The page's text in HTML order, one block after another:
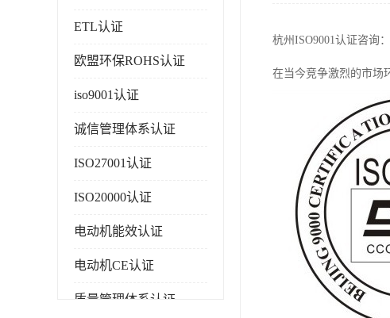
ETL认证
欧盟环保ROHS认证
iso9001认证
诚信管理体系认证
ISO27001认证
ISO20000认证
电动机能效认证
电动机CE认证
质量管理体系认证
杭州ISO9001认证咨询
在当今竞争激烈的市场